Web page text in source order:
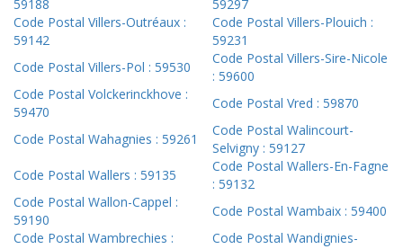
59188
59297
Code Postal Villers-Outréaux :
59142
Code Postal Villers-Plouich :
59231
Code Postal Villers-Pol : 59530
Code Postal Villers-Sire-Nicole
: 59600
Code Postal Volckerinckhove :
59470
Code Postal Vred : 59870
Code Postal Wahagnies : 59261
Code Postal Walincourt-
Selvigny : 59127
Code Postal Wallers : 59135
Code Postal Wallers-En-Fagne
: 59132
Code Postal Wallon-Cappel :
59190
Code Postal Wambaix : 59400
Code Postal Wambrechies :
Code Postal Wandignies-